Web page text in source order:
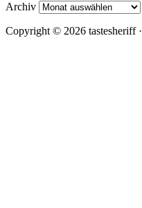
Archiv
Copyright © 2026 tastesheriff ·